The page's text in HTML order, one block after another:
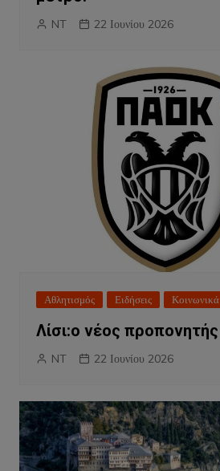
NT 22 Ιουνίου 2026
Αθλητισμός Ειδήσεις Κοινωνικά
Λίσι:ο νέος
NT 22 Ιουνίου 2026